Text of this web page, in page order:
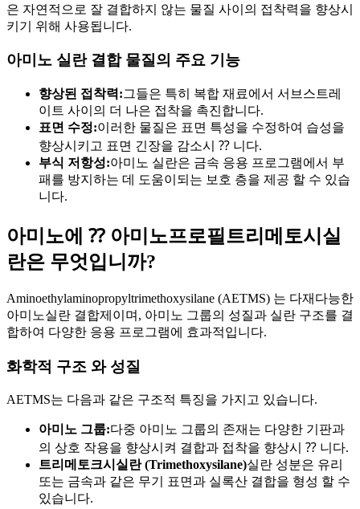
은 자연적으로 잘 결합하지 않는 물질 사이의 접착력을 향상시
키기 위해 사용됩니다.
아미노 실란 결합 물질의 주요 기능
향상된 접착력:그들은 특히 복합 재료에서 서브스트레
이트 사이의 더 나은 접착을 촉진합니다.
표면 수정:이러한 물질은 표면 특성을 수정하여 습성을
향상시키고 표면 긴장을 감소시 ⁇ 니다.
부식 저항성:아미노 실란은 금속 응용 프로그램에서 부
패를 방지하는 데 도움이되는 보호 층을 제공 할 수 있습
니다.
아미노에 ⁇ 아미노프로필트리메토시실
란은 무엇입니까?
Aminoethylaminopropyltrimethoxysilane (AETMS) 는 다재다능한
아미노실란 결합제이며, 아미노 그룹의 성질과 실란 구조를 결
합하여 다양한 응용 프로그램에 효과적입니다.
화학적 구조 와 성질
AETMS는 다음과 같은 구조적 특징을 가지고 있습니다.
아미노 그룹:다중 아미노 그룹의 존재는 다양한 기판과
의 상호 작용을 향상시켜 결합과 접착을 향상시 ⁇ 니다.
트리메토크시실란 (Trimethoxysilane)실란 성분은 유리
또는 금속과 같은 무기 표면과 실록산 결합을 형성 할 수
있습니다.